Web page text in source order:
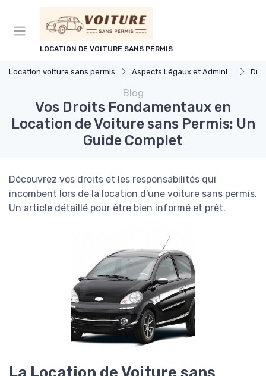
LOCATION DE VOITURE SANS PERMIS
Location voiture sans permis Aspects Légaux et Administratifs Droits
Blog
Vos Droits Fondamentaux en
Location de Voiture sans Permis: Un
Guide Complet
Découvrez vos droits et les responsabilités qui
incombent lors de la location d'une voiture sans permis.
Un article détaillé pour être bien informé et prêt.